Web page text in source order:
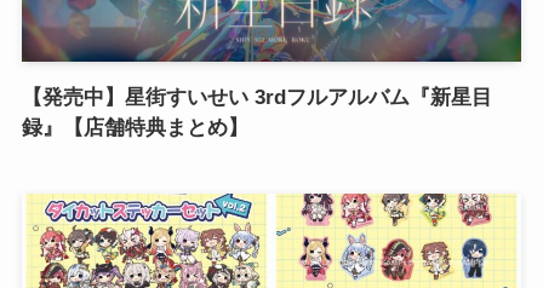
【発売中】星街すいせい 3rdフルアルバム『新星目
録』【店舗特典まとめ】